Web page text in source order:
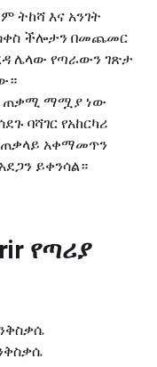
ትከሻ እና አንገት
ችሎታን በመጨመር
ሌላው የጣራውን ገጽታ
ጠቃሚ ማሟያ ነው
ባሻገር የአከርካሪ
አቀማመጥን
ይቀንሳል።
የጣሪያ